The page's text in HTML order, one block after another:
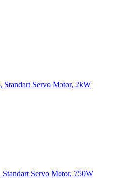
Servo Motor, 2kW
Servo Motor, 750W